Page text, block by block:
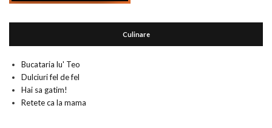
Culinare
Bucataria lu' Teo
Dulciuri fel de fel
Hai sa gatim!
Retete ca la mama